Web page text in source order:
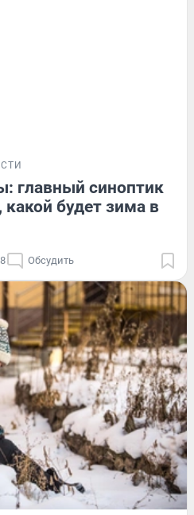
главный синоптик
будет зима в
Обсудить